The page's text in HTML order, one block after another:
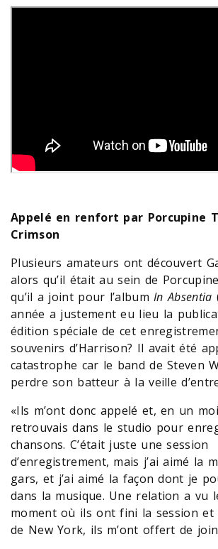
Appelé en renfort par Porcupine
Crimson
Plusieurs amateurs ont découvert
alors qu’il était au sein de
qu’il a joint pour l’albumIn Absentia
année a justement eu lieu la
édition spéciale de cet
souvenirs d’Harrison? Il avait été
catastrophe car le band de Steven
perdre son batteur à la veille
«Ils m’ont donc appelé et, en un
retrouvais dans le studio pour
chansons. C’était juste une session
d’enregistrement, mais j’ai aimé la
gars, et j’ai aimé la façon dont je
dans la musique. Une relation a vu
moment où ils ont fini la session et
de New York, ils m’ont offert de